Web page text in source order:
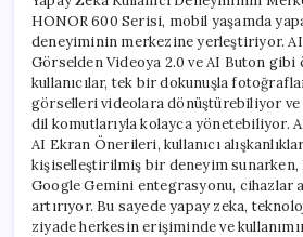
HONOR 600 Serisi, mobil yaşamda
deneyiminin merkezine yerleştiriyor.
Görselden Videoya 2.0 ve AI Buton
kullanıcılar, tek bir dokunuşla
görselleri videolara dönüştürebiliyor ve
dil komutlarıyla kolayca yönetebiliyor.
AI Ekran Önerileri, kullanıcı
kişiselleştirilmiş bir deneyim sunarken,
Google Gemini entegrasyonu, cihazlar
artırıyor. Bu sayede yapay zeka,
ziyade herkesin erişiminde ve